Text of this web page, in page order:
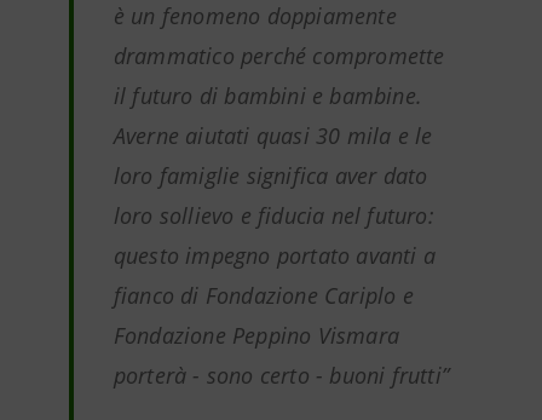
è un fenomeno doppiamente
drammatico perché compromette
il futuro di bambini e bambine.
Averne aiutati quasi 30 mila e le
loro famiglie significa aver dato
loro sollievo e fiducia nel futuro:
questo impegno portato avanti a
fianco di Fondazione Cariplo e
Fondazione Peppino Vismara
porterà - sono certo - buoni frutti”